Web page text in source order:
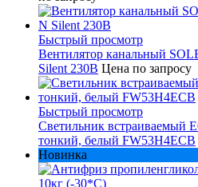
Быстрый просмотр
Вентилятор канальный
Silent 230В Цена по запросу
Быстрый просмотр
Светильник встраиваемый
тонкий, белый FW53H4ECB
Новинка